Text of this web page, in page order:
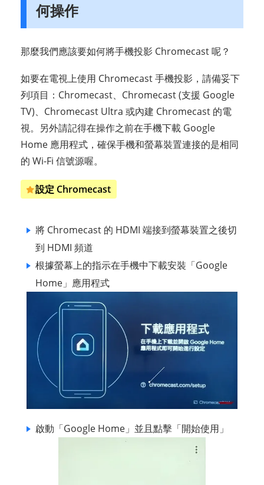
何操作
那麼我們應該要如何將手機投影 Chromecast 呢？
如要在電視上使用 Chromecast 手機投影，請備妥下
列項目：Chromecast、Chromecast (支援 Google
TV)、Chromecast Ultra 或內建 Chromecast 的電
視。另外請記得在操作之前在手機下載 Google
Home 應用程式，確保手機和螢幕裝置連接的是相同
的 Wi-Fi 信號源喔。
設定 Chromecast
將 Chromecast 的 HDMI 端接到螢幕裝置之後切
到 HDMI 頻道
根據螢幕上的指示在手機中下載安裝「Google
Home」應用程式
啟動「Google Home」並且點擊「開始使用」